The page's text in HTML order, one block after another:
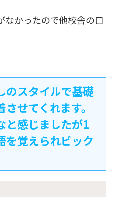
なかったので他校舎の口
のスタイルで基礎
せてくれます。
と感じましたが1
を覚えられビック